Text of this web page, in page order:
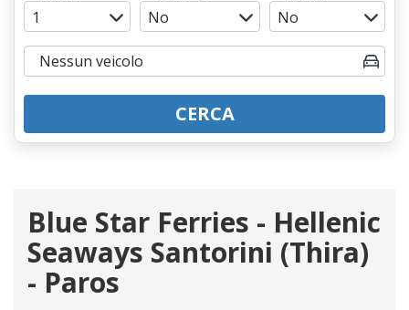
CERCA
Blue Star Ferries - Hellenic
Seaways Santorini (Thira)
- Paros